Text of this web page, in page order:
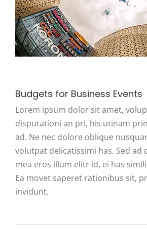
Budgets for Business Events
Lorem ipsum dolor sit amet,
disputationi an pri, his utinam
ad. Ne nec dolore oblique
volutpat delicatissimi has. Sed ad
mea eros illum elitr id, ei has
Ea movet saperet rationibus sit,
invidunt.